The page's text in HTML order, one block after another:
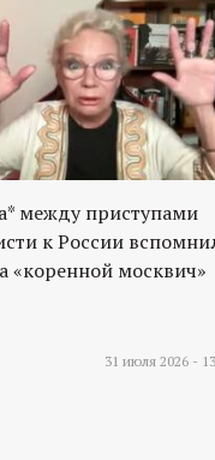
между приступами
к России
«коренной москвич»
31 июля 2026 -